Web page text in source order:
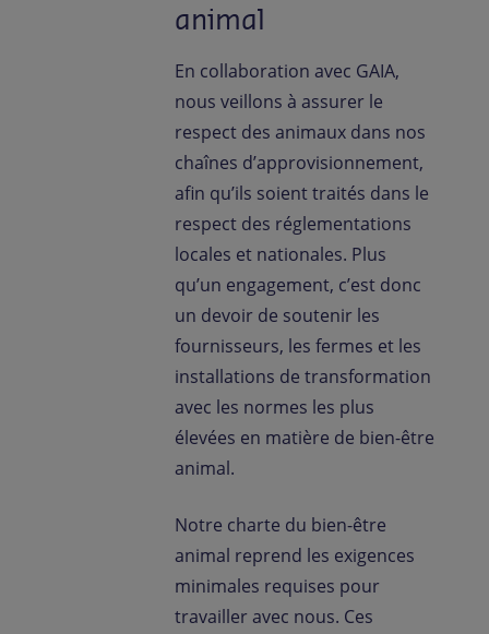
animal
En collaboration avec GAIA,
nous veillons à assurer le
respect des animaux dans nos
chaînes d’approvisionnement,
afin qu’ils soient traités dans le
respect des réglementations
locales et nationales. Plus
qu’un engagement, c’est donc
un devoir de soutenir les
fournisseurs, les fermes et les
installations de transformation
avec les normes les plus
élevées en matière de bien-être
animal.
Notre charte du bien-être
animal reprend les exigences
minimales requises pour
travailler avec nous. Ces